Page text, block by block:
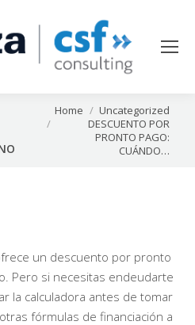
You are here:
Home
Uncategorized
DESCUENTO POR
PRONTO PAGO:
CUÁNDO…
un descuento por pronto
Pero si necesitas endeudarte
la calculadora antes de tomar
fórmulas de financiación a